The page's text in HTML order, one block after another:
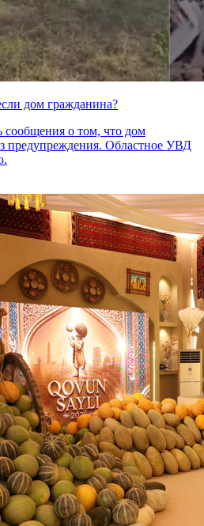
дом гражданина?
сообщения о том, что дом
предупреждения. Областное УВД